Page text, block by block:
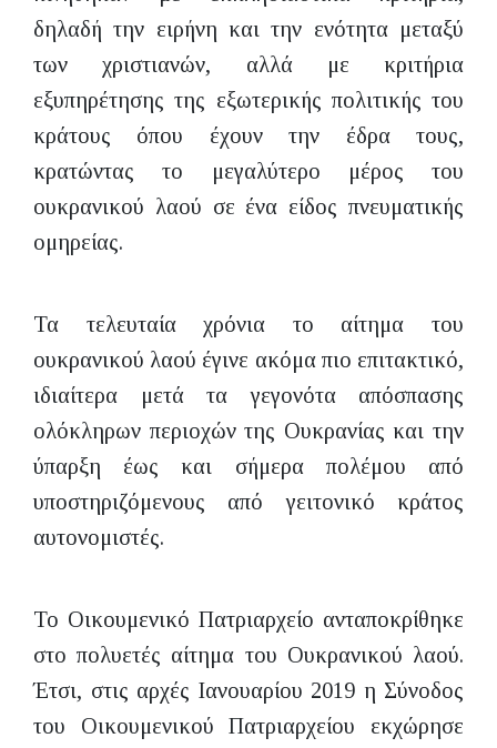
δηλαδή την ειρήνη και την ενότητα μεταξύ
των χριστιανών, αλλά με κριτήρια
εξυπηρέτησης της εξωτερικής πολιτικής του
κράτους όπου έχουν την έδρα τους,
κρατώντας το μεγαλύτερο μέρος του
ουκρανικού λαού σε ένα είδος πνευματικής
ομηρείας.
Τα τελευταία χρόνια το αίτημα του
ουκρανικού λαού έγινε ακόμα πιο επιτακτικό,
ιδιαίτερα μετά τα γεγονότα απόσπασης
ολόκληρων περιοχών της Ουκρανίας και την
ύπαρξη έως και σήμερα πολέμου από
υποστηριζόμενους από γειτονικό κράτος
αυτονομιστές.
Το Οικουμενικό Πατριαρχείο ανταποκρίθηκε
στο πολυετές αίτημα του Ουκρανικού λαού.
Έτσι, στις αρχές Ιανουαρίου 2019 η Σύνοδος
του Οικουμενικού Πατριαρχείου εκχώρησε